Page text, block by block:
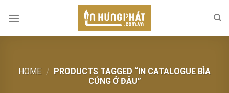
HOME / PRODUCTS TAGGED “IN CATALOGUE BÌA
CỨNG Ở ĐÂU”